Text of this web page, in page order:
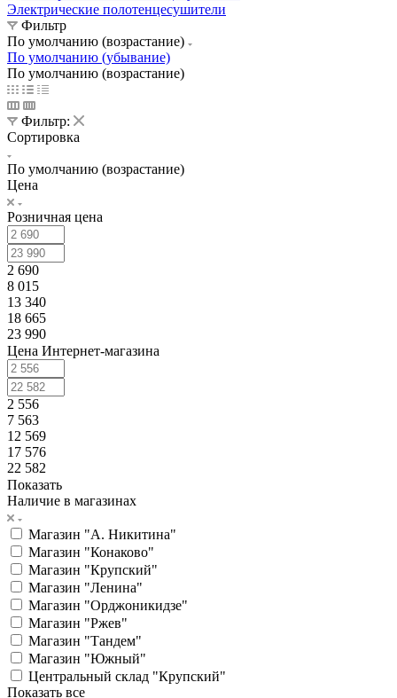
Электрические полотенцесушители
Фильтр
По умолчанию (возрастание)
По умолчанию (убывание)
По умолчанию (возрастание)
Фильтр:
Сортировка
По умолчанию (возрастание)
Цена
Розничная цена
2 690
8 015
13 340
18 665
23 990
Цена Интернет-магазина
2 556
7 563
12 569
17 576
22 582
Показать
Наличие в магазинах
Магазин "А. Никитина"
Магазин "Конаково"
Магазин "Крупский"
Магазин "Ленина"
Магазин "Орджоникидзе"
Магазин "Ржев"
Магазин "Тандем"
Магазин "Южный"
Центральный склад "Крупский"
Показать все